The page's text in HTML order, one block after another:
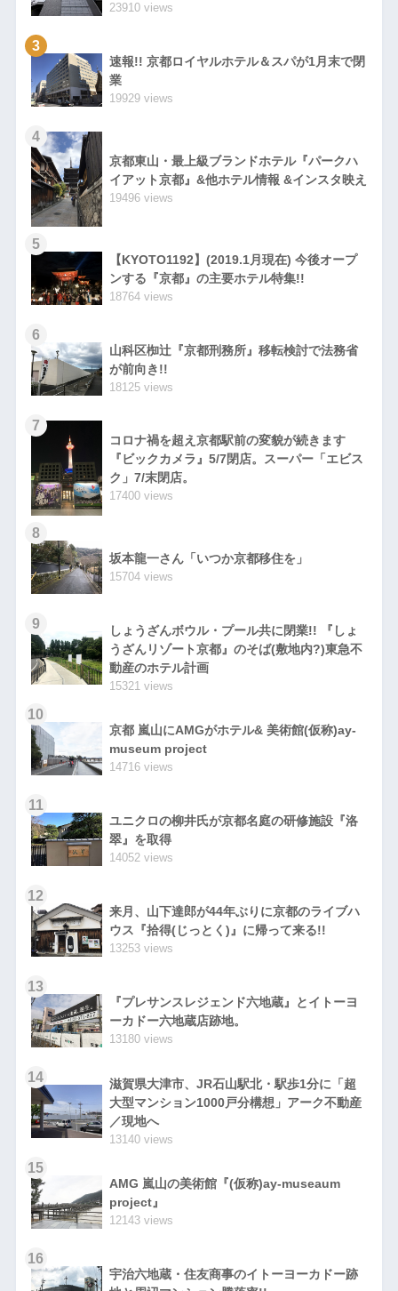
23910 views
3
速報!! 京都ロイヤルホテル＆スパが1月末で閉
業
19929 views
4
京都東山・最上級ブランドホテル『パークハ
イアット京都』&他ホテル情報 &インスタ映え
19496 views
5
【KYOTO1192】(2019.1月現在) 今後オープ
ンする『京都』の主要ホテル特集!!
18764 views
6
山科区椥辻『京都刑務所』移転検討で法務省
が前向き!!
18125 views
7
コロナ禍を超え京都駅前の変貌が続きます
『ビックカメラ』5/7閉店。スーパー「エビス
ク」7/末閉店。
17400 views
8
坂本龍一さん「いつか京都移住を」
15704 views
9
しょうざんボウル・プール共に閉業!! 『しょ
うざんリゾート京都』のそば(敷地内?)東急不
動産のホテル計画
15321 views
10
京都 嵐山にAMGがホテル& 美術館(仮称)ay-
museum project
14716 views
11
ユニクロの柳井氏が京都名庭の研修施設『洛
翠』を取得
14052 views
12
来月、山下達郎が44年ぶりに京都のライブハ
ウス『拾得(じっとく)』に帰って来る!!
13253 views
13
『プレサンスレジェンド六地蔵』とイトーヨ
ーカドー六地蔵店跡地。
13180 views
14
滋賀県大津市、JR石山駅北・駅歩1分に「超
大型マンション1000戸分構想」アーク不動産
／現地へ
13140 views
15
AMG 嵐山の美術館『(仮称)ay-museaum
project』
12143 views
16
宇治六地蔵・住友商事のイトーヨーカドー跡